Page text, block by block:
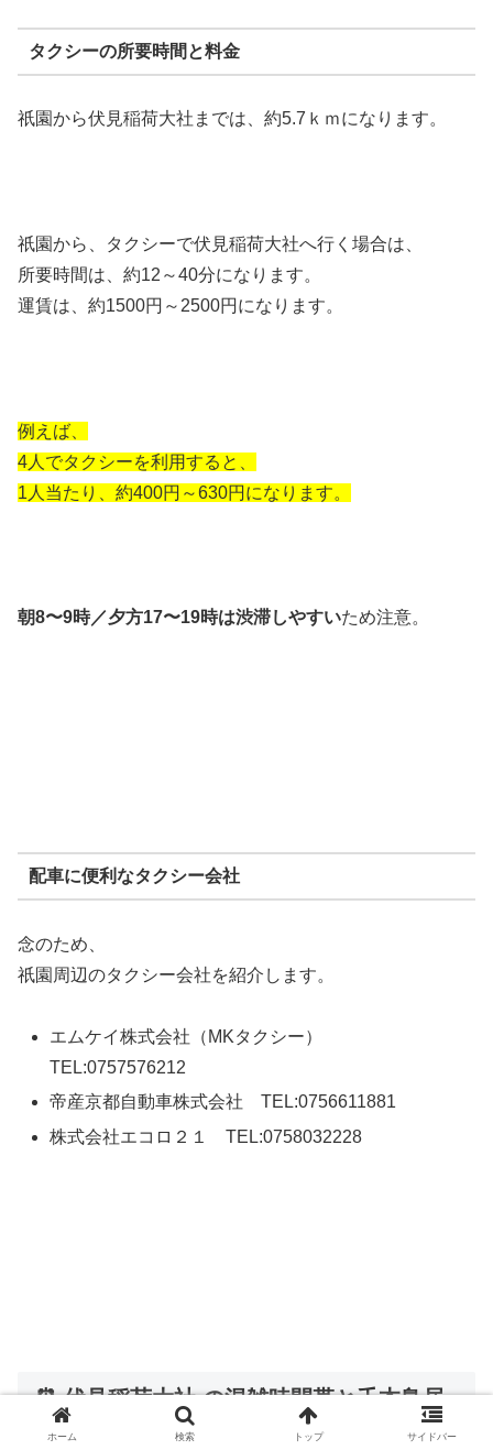
タクシーの所要時間と料金
祇園から伏見稲荷大社までは、約5.7ｋｍになります。
祇園から、タクシーで伏見稲荷大社へ行く場合は、
所要時間は、約12～40分になります。
運賃は、約1500円～2500円になります。
例えば、
4人でタクシーを利用すると、
1人当たり、約400円～630円になります。
朝8〜9時／夕方17〜19時は渋滞しやすいため注意。
配車に便利なタクシー会社
念のため、
祇園周辺のタクシー会社を紹介します。
エムケイ株式会社（MKタクシー）
TEL:0757576212
帝産京都自動車株式会社 TEL:0756611881
株式会社エコロ２１ TEL:0758032228
⏰伏見稲荷大社の混雑時間帯と千本鳥居
が空いている時間
ホーム 検索 トップ サイドバー